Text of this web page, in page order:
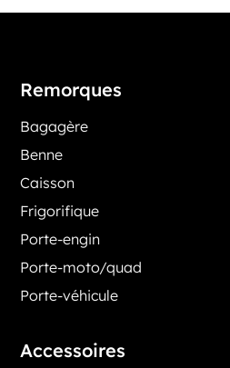
Remorques
Bagagère
Benne
Caisson
Frigorifique
Porte-engin
Porte-moto/quad
Porte-véhicule
Accessoires